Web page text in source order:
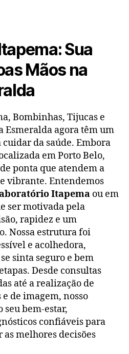
Sua
Mãos na
Bombinhas, Tijucas e
Esmeralda agora têm um
da saúde. Embora
em Porto Belo,
ponta que atendem a
vibrante. Entendemos
Itapema ou em
ser motivada pela
rapidez e um
Nossa estrutura foi
e acolhedora,
sinta seguro e bem
Desde consultas
até a realização de
de imagem, nosso
seu bem-estar,
confiáveis para
as melhores decisões